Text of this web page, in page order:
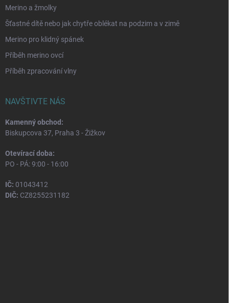
Merino a žmolky
Šťastné dítě nebo jak chytře oblékat na podzim a v zimě
Merino pro klidný spánek
Příběh merino ovcí
Příběh zpracování vlny
NAVŠTIVTE NÁS
Kamenný obchod:
Biskupcova 37, Praha 3 - Žižkov
Otevírací doba:
PO - PÁ: 9:00 - 16:00
IČ: 01043412
DIČ: CZ8255231182